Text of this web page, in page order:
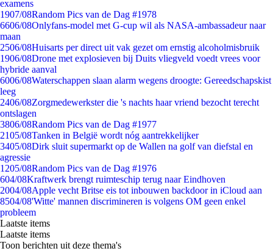
examens
1907/08Random Pics van de Dag #1978
6606/08Onlyfans-model met G-cup wil als NASA-ambassadeur naar
maan
2506/08Huisarts per direct uit vak gezet om ernstig alcoholmisbruik
1906/08Drone met explosieven bij Duits vliegveld voedt vrees voor
hybride aanval
6006/08Waterschappen slaan alarm wegens droogte: Gereedschapskist
leeg
2406/08Zorgmedewerkster die 's nachts haar vriend bezocht terecht
ontslagen
3806/08Random Pics van de Dag #1977
2105/08Tanken in België wordt nóg aantrekkelijker
3405/08Dirk sluit supermarkt op de Wallen na golf van diefstal en
agressie
1205/08Random Pics van de Dag #1976
604/08Kraftwerk brengt ruimteschip terug naar Eindhoven
2004/08Apple vecht Britse eis tot inbouwen backdoor in iCloud aan
8504/08'Witte' mannen discrimineren is volgens OM geen enkel
probleem
Laatste items
Laatste items
Toon berichten uit deze thema's